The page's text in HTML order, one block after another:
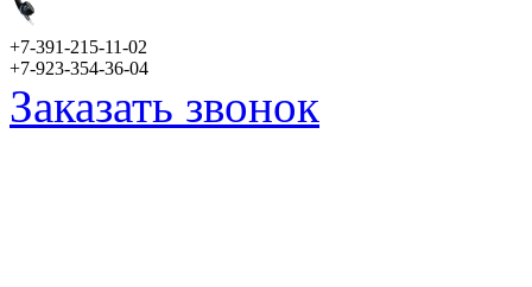
+7-391-215-11-02
+7-923-354-36-04
Заказать звонок